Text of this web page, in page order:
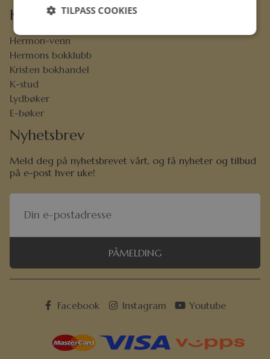
Kjekt å vite
Hermon-venn
Hermons bokklubb
Kristen bokhandel
K-stud
Lydbøker
E-bøker
Nyhetsbrev
Meld deg på nyhetsbrevet vårt, og få nyheter og tilbud
på e-post hver uke!
PÅMELDING
Facebook Instagram Youtube
TILPASS COOKIES